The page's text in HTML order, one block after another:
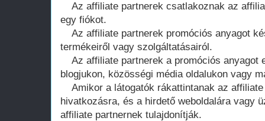
Az affiliate partnerek csatlakoznak az
egy fiókot.
Az affiliate partnerek promóciós anyagot
termékeiről vagy szolgáltatásairól.
Az affiliate partnerek a promóciós anyagot
blogjukon, közösségi média oldalukon vagy
Amikor a látogatók rákattintanak az
hivatkozásra, és a hirdető weboldalára vagy
affiliate partnernek tulajdonítják.